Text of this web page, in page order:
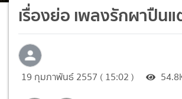
เรื่องย่อ เพลงรักผาปืน
19 กุมภาพันธ์ 2557 ( 15:02 )